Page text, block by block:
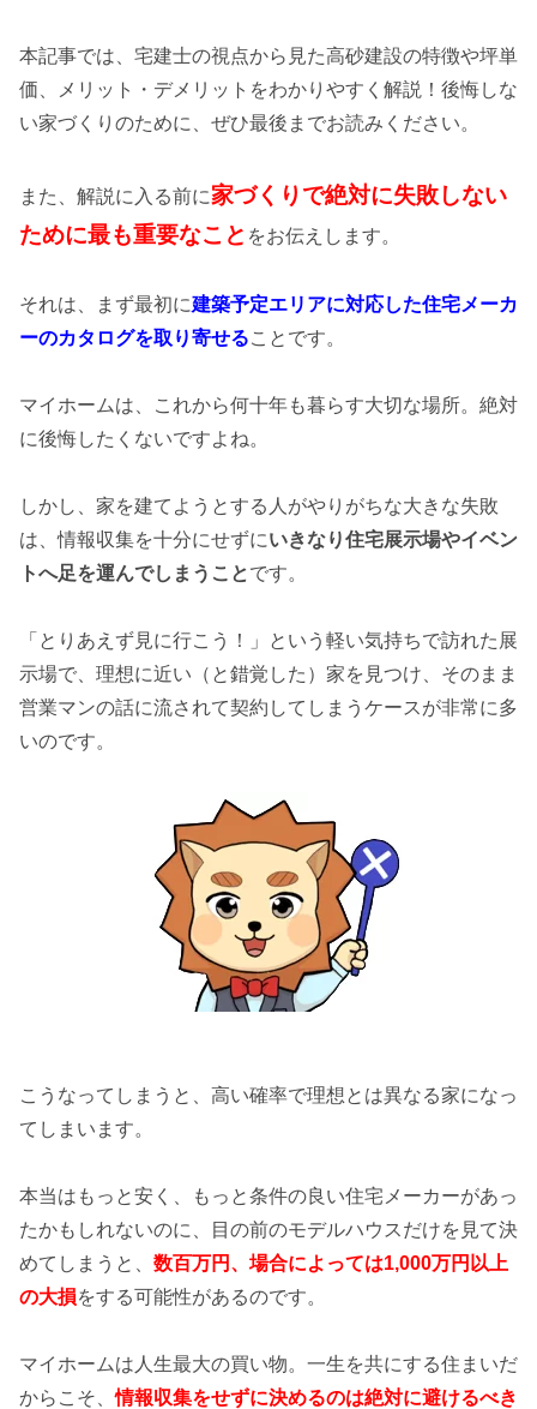
本記事では、宅建士の視点から見た高砂建設の特徴や坪単
価、メリット・デメリットをわかりやすく解説！後悔しな
い家づくりのために、ぜひ最後までお読みください。
また、解説に入る前に家づくりで絶対に失敗しない
ために最も重要なこと をお伝えします。
それは、まず最初に建築予定エリアに対応した住宅メーカ
ーのカタログを取り寄せることです。
マイホームは、これから何十年も暮らす大切な場所。絶対
に後悔したくないですよね。
しかし、家を建てようとする人がやりがちな大きな失敗
は、情報収集を十分にせずにいきなり住宅展示場やイベン
トへ足を運んでしまうことです。
「とりあえず見に行こう！」という軽い気持ちで訪れた展
示場で、理想に近い（と錯覚した）家を見つけ、そのまま
営業マンの話に流されて契約してしまうケースが非常に多
いのです。
こうなってしまうと、高い確率で理想とは異なる家になっ
てしまいます。
本当はもっと安く、もっと条件の良い住宅メーカーがあっ
たかもしれないのに、目の前のモデルハウスだけを見て決
めてしまうと、 数百万円、場合によっては1,000万円以上
の大損をする可能性があるのです。
マイホームは人生最大の買い物。一生を共にする住まいだ
からこそ、情報収集をせずに決めるのは絶対に避けるべき